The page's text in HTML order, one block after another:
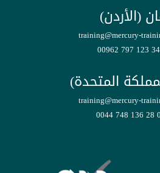
(الأردن)
training@mercury-
00962 797 123
المتحدة)
training@mercury-
0044 748 136 28